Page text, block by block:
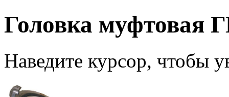
Головка муфтовая
Наведите курсор, чтобы